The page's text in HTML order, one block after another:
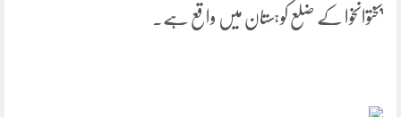
پختوانخوا کے ضلع کوہستان میں واقع ہے۔